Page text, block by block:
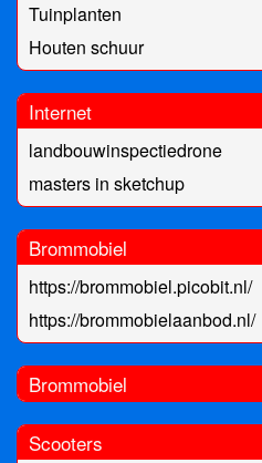
Tuinplanten
Houten schuur
Internet
landbouwinspectiedrone
masters in sketchup
Brommobiel
https://brommobiel.picobit.nl/
https://brommobielaanbod.nl/
Brommobiel
Scooters